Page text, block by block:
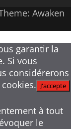
Awaken
garantir la
Si vous
considérerons
J'accepte
à tout
le